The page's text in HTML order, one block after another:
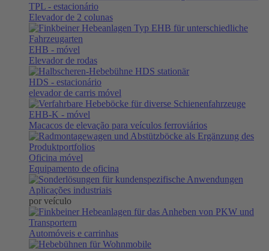
TPL - estacionário
Elevador de 2 colunas
EHB - móvel
Elevador de rodas
HDS - estacionário
elevador de carris móvel
EHB-K - móvel
Macacos de elevação para veículos ferroviários
Oficina móvel
Equipamento de oficina
Aplicações industriais
por veículo
Automóveis e carrinhas